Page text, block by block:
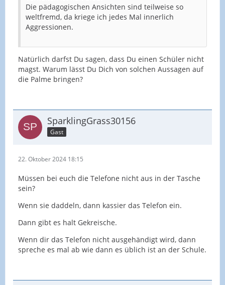
Die pädagogischen Ansichten sind teilweise so
weltfremd, da kriege ich jedes Mal innerlich
Aggressionen.
Natürlich darfst Du sagen, dass Du einen Schüler nicht
magst. Warum lässt Du Dich von solchen Aussagen auf
die Palme bringen?
SparklingGrass30156
Gast
22. Oktober 2024 18:15
Müssen bei euch die Telefone nicht aus in der Tasche
sein?
Wenn sie daddeln, dann kassier das Telefon ein.
Dann gibt es halt Gekreische.
Wenn dir das Telefon nicht ausgehändigt wird, dann
spreche es mal ab wie dann es üblich ist an der Schule.